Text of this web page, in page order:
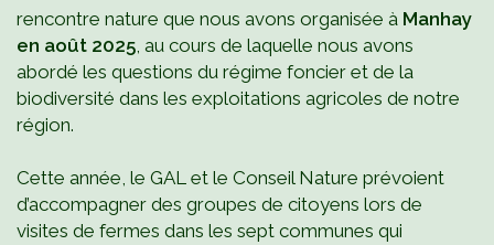
rencontre nature que nous avons organisée à Manhay
en août 2025, au cours de laquelle nous avons
abordé les questions du régime foncier et de la
biodiversité dans les exploitations agricoles de notre
région.
Cette année, le GAL et le Conseil Nature prévoient
d’accompagner des groupes de citoyens lors de
visites de fermes dans les sept communes qui